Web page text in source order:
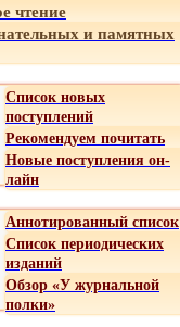
чтение
и памятных
Список новых
поступлений
Рекомендуем почитать
Новые поступления он-
лайн
Аннотированный список
Список периодических
изданий
Обзор «У журнальной
полки»